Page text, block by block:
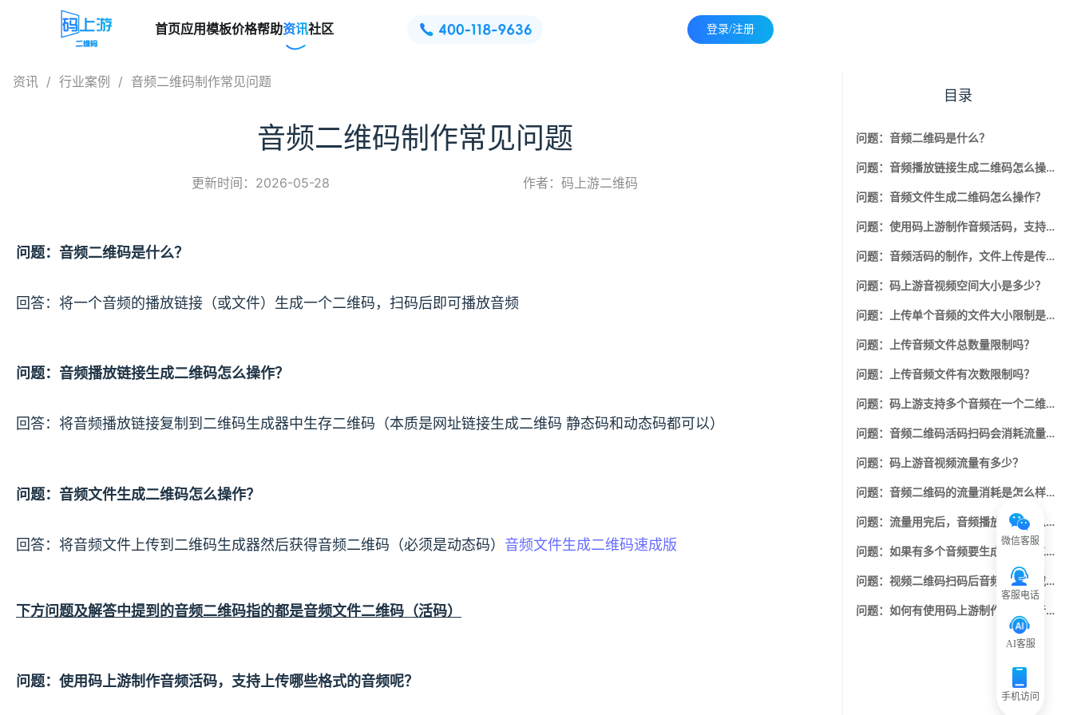
首页应用模板价格帮助资讯社区 登录/注册
微信客服
客服电话
AI客服
手机访问
资讯 / 行业案例 / 音频二维码制作常见问题
音频二维码制作常见问题
更新时间：2026-05-28 作者：码上游二维码
问题：音频二维码是什么？
回答：将一个音频的播放链接（或文件）生成一个二维码，扫码后即可播放音频
问题：音频播放链接生成二维码怎么操作？
回答：将音频播放链接复制到二维码生成器中生存二维码（本质是网址链接生成二维码 静态码和动态码都可以）
问题：音频文件生成二维码怎么操作？
回答：将音频文件上传到二维码生成器然后获得音频二维码（必须是动态码） 音频文件生成二维码速成版
下方问题及解答中提到的音频二维码指的都是音频文件二维码（活码）
问题：使用码上游制作音频活码，支持上传哪些格式的音频呢？
目录
问题：音频二维码是什么？
问题：音频播放链接生成二维码怎么操作？
问题：音频文件生成二维码怎么操作？
问题：使用码上游制作音频活码，支持上传哪些格式的音频呢？
问题：音频活码的制作，文件上传是传到哪里去了？
问题：码上游音视频空间大小是多少？
问题：上传单个音频的文件大小限制是多少？
问题：上传音频文件总数量限制吗？
问题：上传音频文件有次数限制吗？
问题：码上游支持多个音频在一个二维码里展现吗？
问题：音频二维码活码扫码会消耗流量，这个流量是啥？
问题：码上游音视频流量有多少？
问题：音频二维码的流量消耗是怎么样的？
问题：流量用完后，音频播放会受什么影响？
问题：如果有多个音频要生成不同的二维码，有方便的操作吗？还是只能一个个制作？
问题：视频二维码扫码后音频可以下载吗？
问题：如何有使用码上游制作大量的音视频二维码需求，如何购买适合自己的套餐呢？